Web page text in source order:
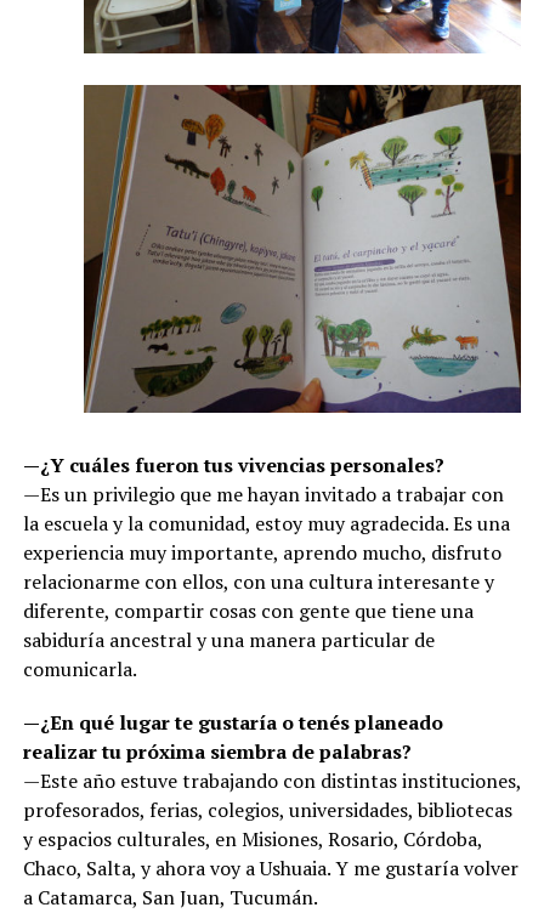
—¿Y cuáles fueron tus vivencias personales?
—Es un privilegio que me hayan invitado a trabajar con
la escuela y la comunidad, estoy muy agradecida. Es una
experiencia muy importante, aprendo mucho, disfruto
relacionarme con ellos, con una cultura interesante y
diferente, compartir cosas con gente que tiene una
sabiduría ancestral y una manera particular de
comunicarla.
—¿En qué lugar te gustaría o tenés planeado
realizar tu próxima siembra de palabras?
—Este año estuve trabajando con distintas instituciones,
profesorados, ferias, colegios, universidades, bibliotecas
y espacios culturales, en Misiones, Rosario, Córdoba,
Chaco, Salta, y ahora voy a Ushuaia. Y me gustaría volver
a Catamarca, San Juan, Tucumán.